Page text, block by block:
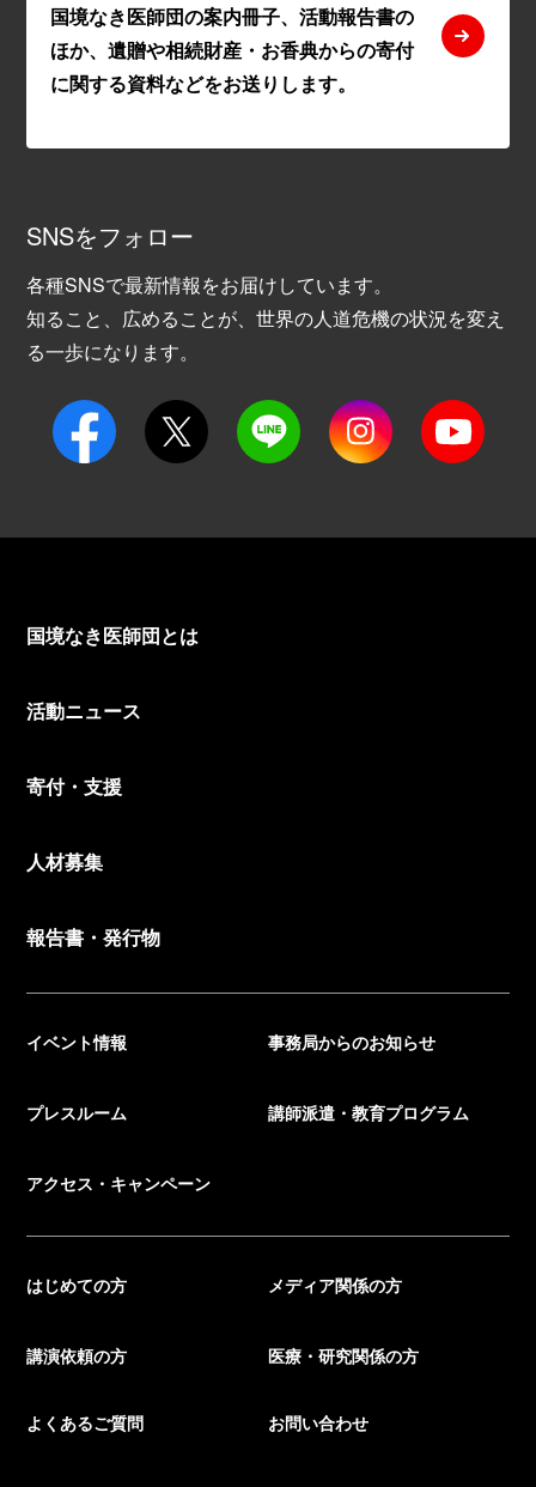
国境なき医師団の案内冊子、活動報告書の
ほか、遺贈や相続財産・お香典からの寄付
に関する資料などをお送りします。
SNSをフォロー
各種SNSで最新情報をお届けしています。
知ること、広めることが、世界の人道危機の状況を変え
る一歩になります。
国境なき医師団とは
活動ニュース
寄付・支援
人材募集
報告書・発行物
イベント情報 事務局からのお知らせ
プレスルーム 講師派遣・教育プログラム
アクセス・キャンペーン
はじめての方 メディア関係の方
講演依頼の方 医療・研究関係の方
よくあるご質問 お問い合わせ